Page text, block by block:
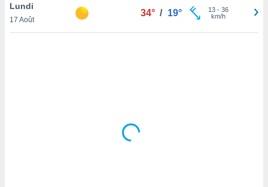
de
Lundi
17 Août
34° / 19° 13- 36
km/h